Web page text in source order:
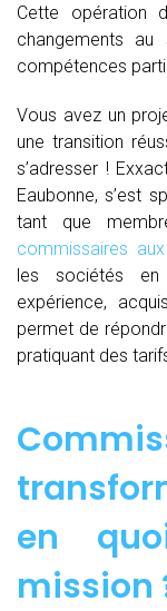
Cette opération
changements au
compétences
Vous avez un
une transition
s’adresser !
Eaubonne, s’est
tant que
commissaires
les sociétés en
expérience,
permet de
pratiquant des
en
mission